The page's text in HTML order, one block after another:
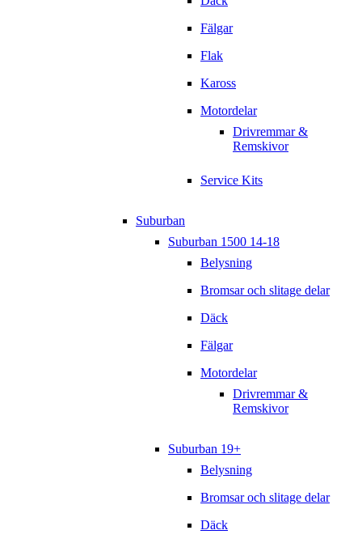
Fälgar
Flak
Kaross
Motordelar
Drivremmar &
Remskivor
Service Kits
Suburban
Suburban 1500 14-18
Belysning
Bromsar och slitage delar
Däck
Fälgar
Motordelar
Drivremmar &
Remskivor
Suburban 19+
Belysning
Bromsar och slitage delar
Däck